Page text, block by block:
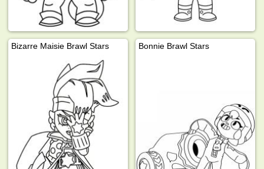
Bizarre Maisie Brawl Stars Bonnie Brawl Stars